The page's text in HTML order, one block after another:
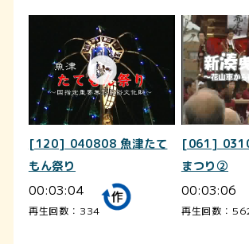
[120] 040808 魚津たて
もん祭り
00:03:04
再生回数：334
[061]
まつり②
00:03:06
再生回数：